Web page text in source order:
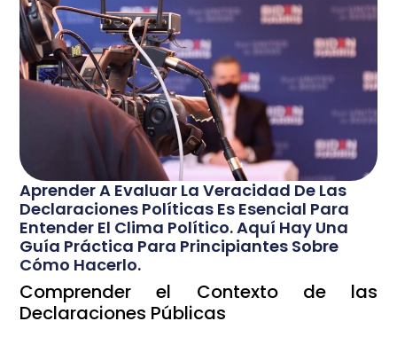
Aprender A Evaluar La Veracidad De Las
Declaraciones Políticas Es Esencial Para
Entender El Clima Político. Aquí Hay Una
Guía Práctica Para Principiantes Sobre
Cómo Hacerlo.
Comprender el Contexto de las
Declaraciones Públicas